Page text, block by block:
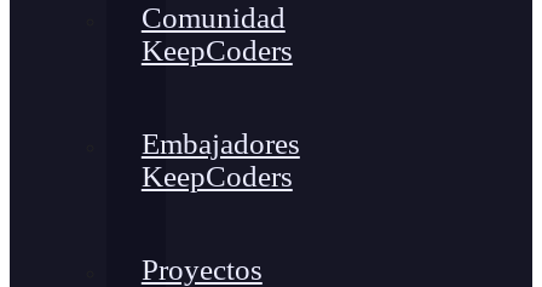
Comunidad
KeepCoders
Embajadores
KeepCoders
Proyectos